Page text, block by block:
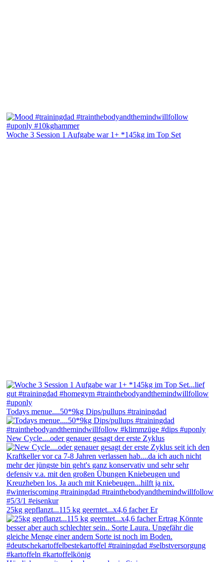
Woche 3 Session 1 Aufgabe war 1+ *145kg im Top Set
Todays menue....50*9kg Dips/pullups #trainingdad
New Cycle....oder genauer gesagt der erste Zyklus
25kg gepflanzt...115 kg geerntet...x4,6 facher Er